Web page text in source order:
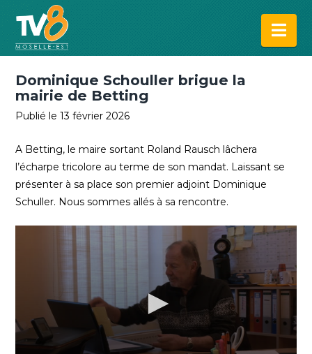
Dominique Schouller brigue la
mairie de Betting
Publié le 13 février 2026
A Betting, le maire sortant Roland Rausch lâchera
l’écharpe tricolore au terme de son mandat. Laissant se
présenter à sa place son premier adjoint Dominique
Schuller. Nous sommes allés à sa rencontre.